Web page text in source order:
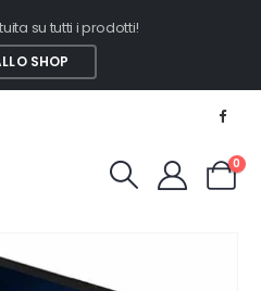
su tutti i prodotti!
SHOP
0